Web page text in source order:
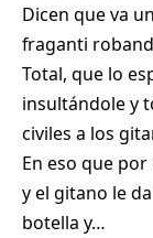
Dicen que va
fraganti
Total, que lo
insultándole y
civiles a los
En eso que
y el gitano le
botella y…